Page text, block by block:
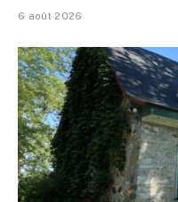
6 août 2026